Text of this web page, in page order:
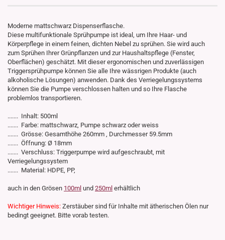
Moderne mattschwarz Dispenserflasche.
Diese multifunktionale Sprühpumpe ist ideal, um Ihre Haar- und
Körperpflege in einem feinen, dichten Nebel zu sprühen. Sie wird auch
zum Sprühen Ihrer Grünpflanzen und zur Haushaltspflege (Fenster,
Oberflächen) geschätzt. Mit dieser ergonomischen und zuverlässigen
Triggersprühpumpe können Sie alle Ihre wässrigen Produkte (auch
alkoholische Lösungen) anwenden. Dank des Verriegelungssystems
können Sie die Pumpe verschlossen halten und so Ihre Flasche
problemlos transportieren.
....... Inhalt: 500ml
....... Farbe: mattschwarz, Pumpe schwarz oder weiss
....... Grösse: Gesamthöhe 260mm , Durchmesser 59.5mm
....... Öffnung: Ø 18mm
....... Verschluss: Triggerpumpe wird aufgeschraubt, mit
Verriegelungssystem
....... Material: HDPE, PP,
auch in den Grösen 100ml und 250ml erhältlich
Wichtiger Hinweis: Zerstäuber sind für Inhalte mit ätherischen Ölen nur
bedingt geeignet. Bitte vorab testen.